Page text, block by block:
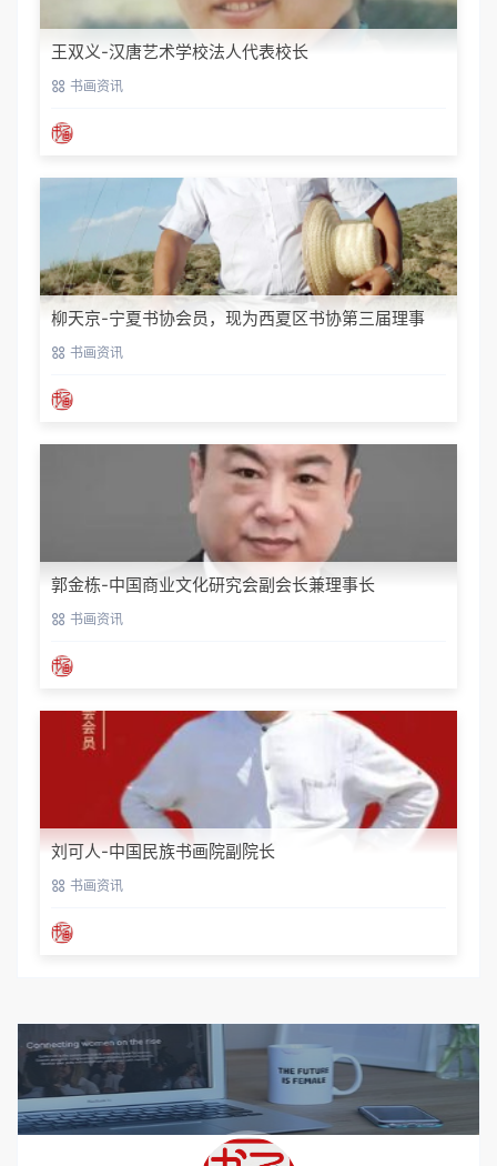
王双义-汉唐艺术学校法人代表校长
书画资讯
柳天京-宁夏书协会员，现为西夏区书协第三届理事
书画资讯
郭金栋-中国商业文化研究会副会长兼理事长
书画资讯
刘可人-中国民族书画院副院长
书画资讯